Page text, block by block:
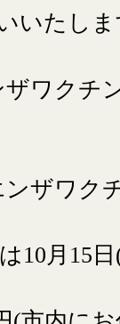
いたし
ワクチ
ザワク
10月15